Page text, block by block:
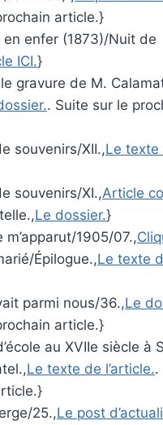
article.}
en enfer (1873)/Nuit de
ICI.}
gravure de M.
. Suite sur le
souvenirs/XII.,Le texte
souvenirs/XI.,Article
Le dossier.}
m’apparut/1905/07.,
Épilogue.,Le texte
parmi nous/36.,Le
article.}
au XVIIe siècle à
Le texte de l’article..
25.,Le post